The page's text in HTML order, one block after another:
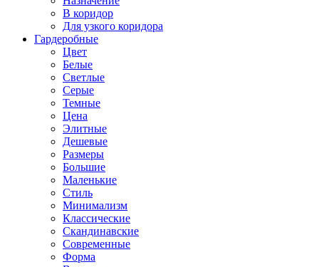
В коридор
Для узкого коридора
Гардеробные
Цвет
Белые
Светлые
Серые
Темные
Цена
Элитные
Дешевые
Размеры
Большие
Маленькие
Стиль
Минимализм
Классические
Скандинавские
Современные
Форма